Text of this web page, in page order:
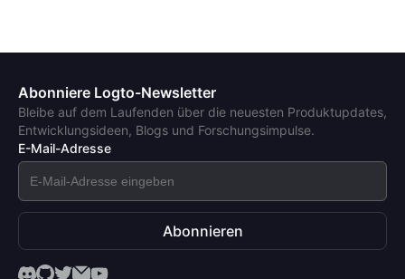
Abonniere Logto-Newsletter
Bleibe auf dem Laufenden über die neuesten Produktupdates,
Entwicklungsideen, Blogs und Forschungsimpulse.
E-Mail-Adresse
Abonnieren